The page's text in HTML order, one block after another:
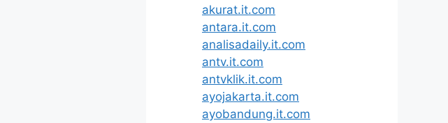
akurat.it.com
antara.it.com
analisadaily.it.com
antv.it.com
antvklik.it.com
ayojakarta.it.com
ayobandung.it.com